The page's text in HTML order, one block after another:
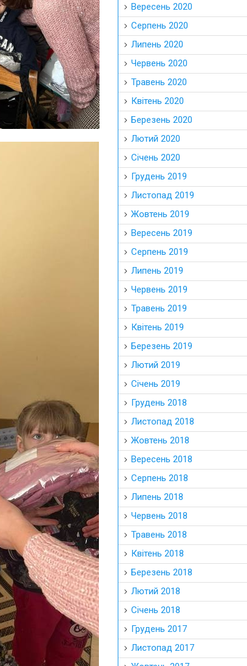
Вересень 2020
Серпень 2020
Липень 2020
Червень 2020
Травень 2020
Квітень 2020
Березень 2020
Лютий 2020
Січень 2020
Грудень 2019
Листопад 2019
Жовтень 2019
Вересень 2019
Серпень 2019
Липень 2019
Червень 2019
Травень 2019
Квітень 2019
Березень 2019
Лютий 2019
Січень 2019
Грудень 2018
Листопад 2018
Жовтень 2018
Вересень 2018
Серпень 2018
Липень 2018
Червень 2018
Травень 2018
Квітень 2018
Березень 2018
Лютий 2018
Січень 2018
Грудень 2017
Листопад 2017